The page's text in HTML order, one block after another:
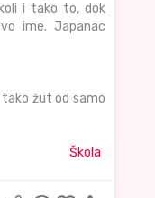
i tako to, dok
ime. Japanac
žut od samo
Škola